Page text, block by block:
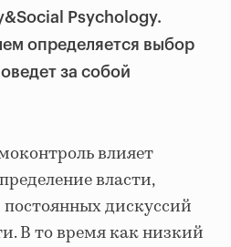
Psychology.
определяется выбор
за собой
влияет
власти,
дискуссий
В то время как низкий